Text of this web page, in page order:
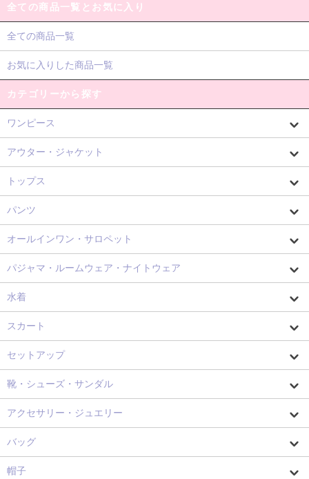
全ての商品一覧とお気に入り
全ての商品一覧
お気に入りした商品一覧
カテゴリーから探す
ワンピース
アウター・ジャケット
トップス
パンツ
オールインワン・サロペット
パジャマ・ルームウェア・ナイトウェア
水着
スカート
セットアップ
靴・シューズ・サンダル
アクセサリー・ジュエリー
バッグ
帽子